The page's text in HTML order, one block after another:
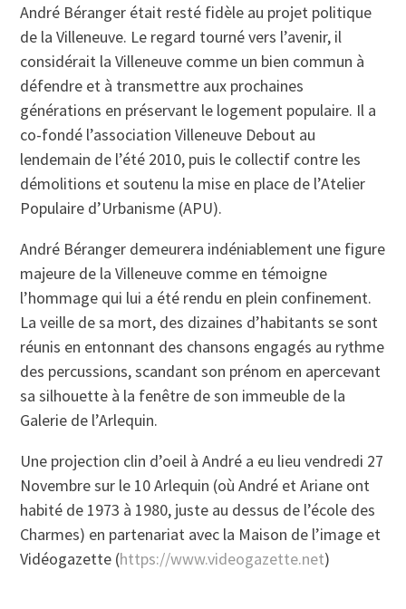
André Béranger était resté fidèle au projet politique
de la Villeneuve. Le regard tourné vers l’avenir, il
considérait la Villeneuve comme un bien commun à
défendre et à transmettre aux prochaines
générations en préservant le logement populaire. Il a
co-fondé l’association Villeneuve Debout au
lendemain de l’été 2010, puis le collectif contre les
démolitions et soutenu la mise en place de l’Atelier
Populaire d’Urbanisme (APU).
André Béranger demeurera indéniablement une figure
majeure de la Villeneuve comme en témoigne
l’hommage qui lui a été rendu en plein confinement.
La veille de sa mort, des dizaines d’habitants se sont
réunis en entonnant des chansons engagés au rythme
des percussions, scandant son prénom en apercevant
sa silhouette à la fenêtre de son immeuble de la
Galerie de l’Arlequin.
Une projection clin d’oeil à André a eu lieu vendredi 27
Novembre sur le 10 Arlequin (où André et Ariane ont
habité de 1973 à 1980, juste au dessus de l’école des
Charmes) en partenariat avec la Maison de l’image et
Vidéogazette (https://www.videogazette.net)